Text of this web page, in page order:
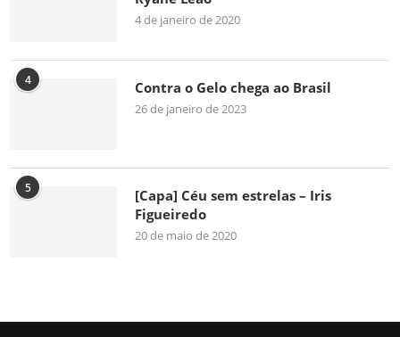
4 de janeiro de 2020
4 Contra o Gelo chega ao Brasil
26 de janeiro de 2023
5
[Capa] Céu sem estrelas – Iris
Figueiredo
20 de maio de 2020